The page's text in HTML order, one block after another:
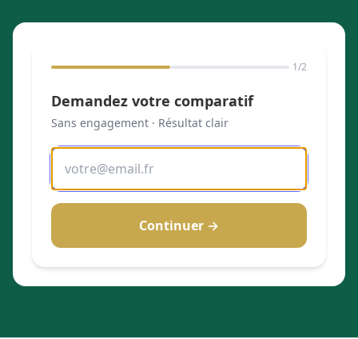
1/2
Demandez votre comparatif
Sans engagement · Résultat clair
Continuer →